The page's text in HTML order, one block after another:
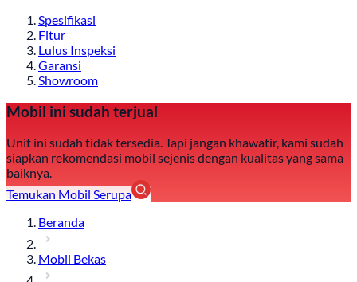
Spesifikasi
Fitur
Lulus Inspeksi
Garansi
Showroom
Mobil ini sudah terjual
Unit ini sudah tidak tersedia. Tapi jangan khawatir, kami sudah
siapkan rekomendasi mobil sejenis dengan kualitas yang sama
baiknya.
Temukan Mobil Serupa
Beranda
Mobil Bekas